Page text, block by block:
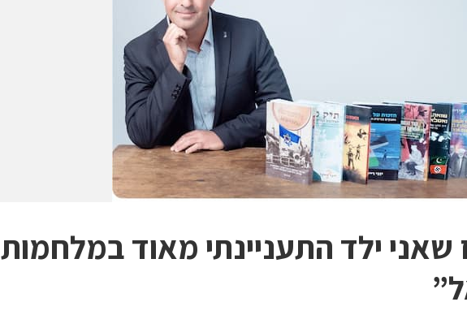
ילד התעניינתי מאוד במלחמות